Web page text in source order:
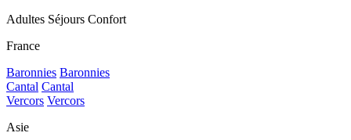
Adultes Séjours Confort
France
Baronnies Baronnies
Cantal Cantal
Vercors Vercors
Asie